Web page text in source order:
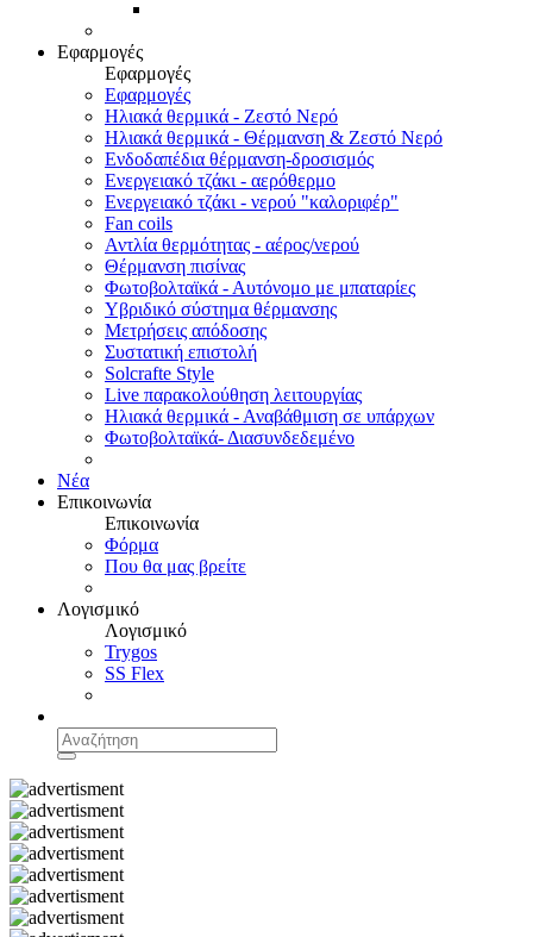
Εφαρμογές
Εφαρμογές
Εφαρμογές
Ηλιακά θερμικά - Ζεστό Νερό
Ηλιακά θερμικά - Θέρμανση & Ζεστό Νερό
Ενδοδαπέδια θέρμανση-δροσισμός
Ενεργειακό τζάκι - αερόθερμο
Ενεργειακό τζάκι - νερού "καλοριφέρ"
Fan coils
Αντλία θερμότητας - αέρος/νερού
Θέρμανση πισίνας
Φωτοβολταϊκά - Αυτόνομο με μπαταρίες
Υβριδικό σύστημα θέρμανσης
Μετρήσεις απόδοσης
Συστατική επιστολή
Solcrafte Style
Live παρακολούθηση λειτουργίας
Ηλιακά θερμικά - Αναβάθμιση σε υπάρχων
Φωτοβολταϊκά- Διασυνδεδεμένο
Νέα
Επικοινωνία
Επικοινωνία
Φόρμα
Που θα μας βρείτε
Λογισμικό
Λογισμικό
Trygos
SS Flex